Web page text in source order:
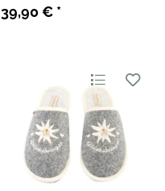
Leo eiche
39,90 € *